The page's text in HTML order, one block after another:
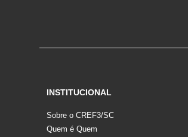
INSTITUCIONAL
Sobre o CREF3/SC
Quem é Quem